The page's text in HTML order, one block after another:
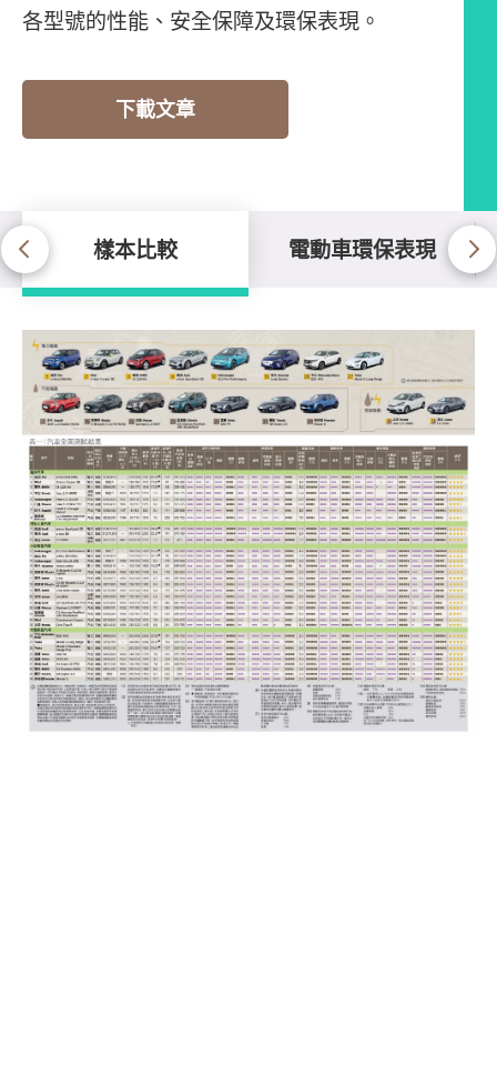
各型號的性能、安全保障及環保表現。
下載文章
樣本比較 電動車環保表現
樣本比較